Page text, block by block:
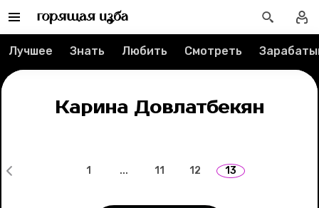
О проекте
Мерч
О компании
Лучшее Знать Любить Смотреть
Карина Довлатбекян
1 ... 11 12 13